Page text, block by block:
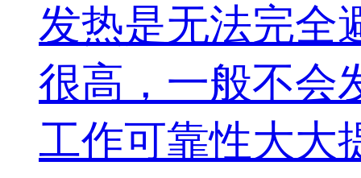
发热是无法完
很高，一般不会
工作可靠性大大